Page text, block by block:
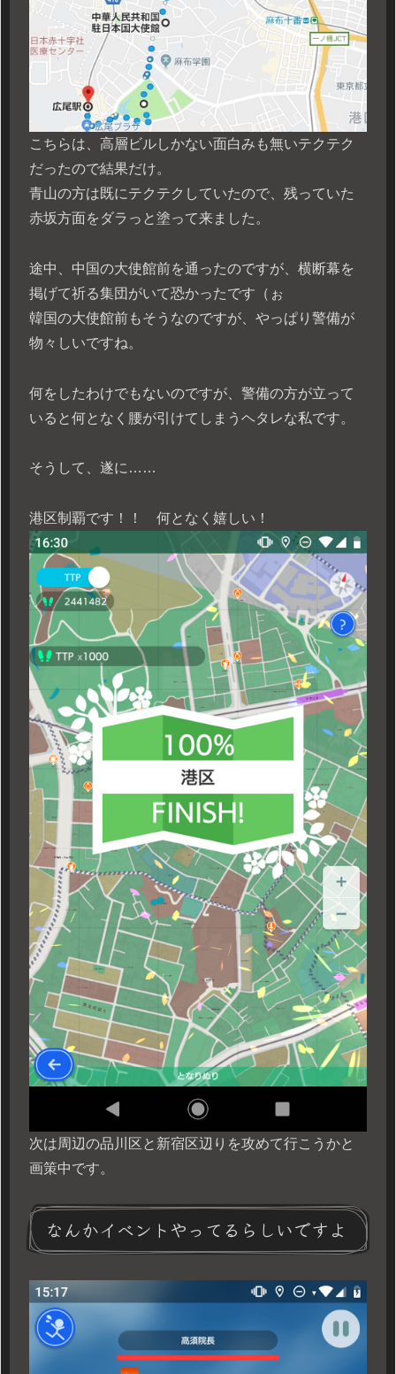
こちらは、高層ビルしかない面白みも無いテクテク
だったので結果だけ。
青山の方は既にテクテクしていたので、残っていた
赤坂方面をダラっと塗って来ました。
途中、中国の大使館前を通ったのですが、横断幕を
掲げて祈る集団がいて恐かったです（ぉ
韓国の大使館前もそうなのですが、やっぱり警備が
物々しいですね。
何をしたわけでもないのですが、警備の方が立って
いると何となく腰が引けてしまうヘタレな私です。
そうして、遂に……
港区制覇です！！ 何となく嬉しい！
次は周辺の品川区と新宿区辺りを攻めて行こうかと
画策中です。
なんかイベントやってるらしいですよ